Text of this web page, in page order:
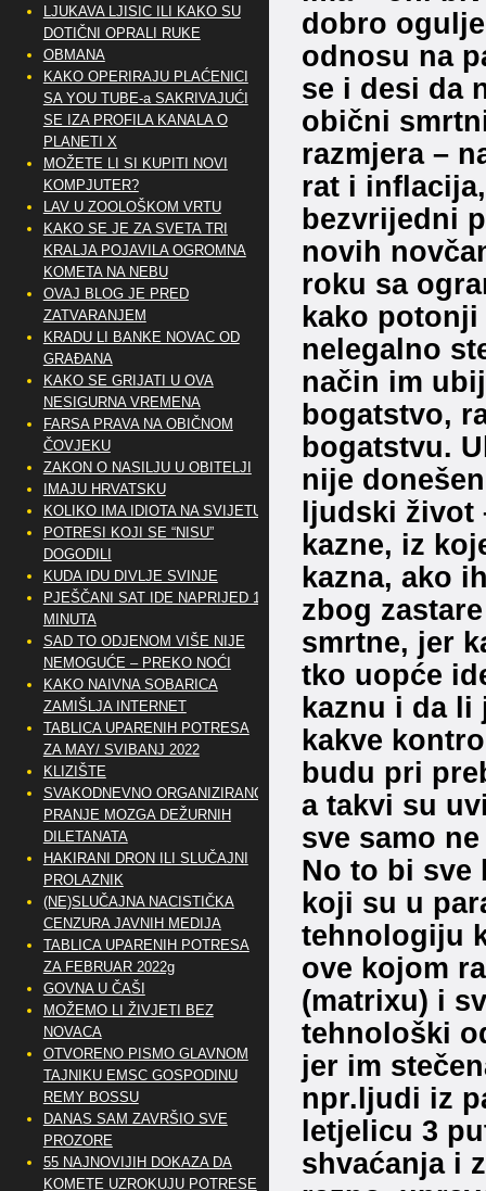
dobro
odnosu na
se i desi da
obični
razmjera –
rat i
bezvrijedni
novih
roku sa
kako
nelegalno
način im
bogatstvo,
bogatstvu.
nije
ljudski život
kazne, iz
kazna, ako
zbog
smrtne, jer
tko uopće
kaznu i da li
kakve
budu pri
a takvi su
sve samo
No to bi sve
koji su u
tehnologiju
ove kojom
(matrixu) i
tehnološki
jer im
npr.ljudi iz
letjelicu 3
shvaćanja i
LJUKAVA LJISIC ILI KAKO SU
DOTIČNI OPRALI RUKE
OBMANA
KAKO OPERIRAJU PLAĆENICI
SA YOU TUBE-a SAKRIVAJUĆI
SE IZA PROFILA KANALA O
PLANETI X
MOŽETE LI SI KUPITI NOVI
KOMPJUTER?
LAV U ZOOLOŠKOM VRTU
KAKO SE JE ZA SVETA TRI
KRALJA POJAVILA OGROMNA
KOMETA NA NEBU
OVAJ BLOG JE PRED
ZATVARANJEM
KRADU LI BANKE NOVAC OD
GRAĐANA
KAKO SE GRIJATI U OVA
NESIGURNA VREMENA
FARSA PRAVA NA OBIČNOM
ČOVJEKU
ZAKON O NASILJU U OBITELJI
IMAJU HRVATSKU
KOLIKO IMA IDIOTA NA SVIJETU?
POTRESI KOJI SE “NISU”
DOGODILI
KUDA IDU DIVLJE SVINJE
PJEŠČANI SAT IDE NAPRIJED 10
MINUTA
SAD TO ODJENOM VIŠE NIJE
NEMOGUĆE – PREKO NOĆI
KAKO NAIVNA SOBARICA
ZAMIŠLJA INTERNET
TABLICA UPARENIH POTRESA
ZA MAY/ SVIBANJ 2022
KLIZIŠTE
SVAKODNEVNO ORGANIZIRANO
PRANJE MOZGA DEŽURNIH
DILETANATA
HAKIRANI DRON ILI SLUČAJNI
PROLAZNIK
(NE)SLUČAJNA NACISTIČKA
CENZURA JAVNIH MEDIJA
TABLICA UPARENIH POTRESA
ZA FEBRUAR 2022g
GOVNA U ČAŠI
MOŽEMO LI ŽIVJETI BEZ
NOVACA
OTVORENO PISMO GLAVNOM
TAJNIKU EMSC GOSPODINU
REMY BOSSU
DANAS SAM ZAVRŠIO SVE
PROZORE
55 NAJNOVIJIH DOKAZA DA
KOMETE UZROKUJU POTRESE